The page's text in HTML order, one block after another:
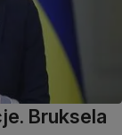
Bruksela